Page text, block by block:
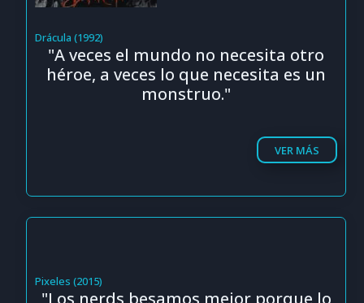
Drácula (1992)
"A veces el mundo no necesita otro
héroe, a veces lo que necesita es un
monstruo."
VER MÁS
Pixeles (2015)